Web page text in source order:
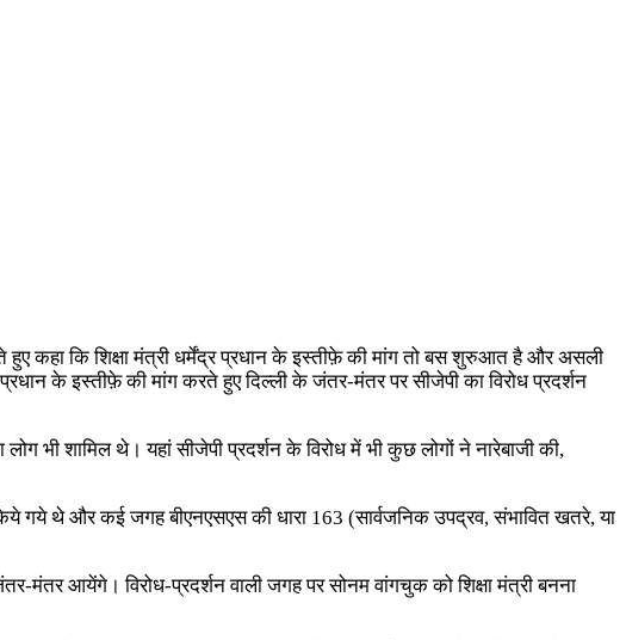
हुए कहा कि शिक्षा मंत्री धर्मेंद्र प्रधान के इस्तीफ़े की मांग तो बस शुरुआत है और असली
के इस्तीफ़े की मांग करते हुए दिल्ली के जंतर-मंतर पर सीजेपी का विरोध प्रदर्शन
भी शामिल थे। यहां सीजेपी प्रदर्शन के विरोध में भी कुछ लोगों ने नारेबाजी की,
गये थे और कई जगह बीएनएसएस की धारा 163 (सार्वजनिक उपद्रव, संभावित खतरे, या
आयेंगे। विरोध-प्रदर्शन वाली जगह पर सोनम वांगचुक को शिक्षा मंत्री बनना